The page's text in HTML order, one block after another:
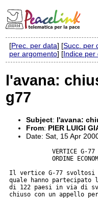
Elenco delle liste
Policy delle liste di
Informativa sulla privacy
Richieste di rimozione
[Prec. per data] [Succ. per
per argomento] [Indice per
l'avana:
g77
Subject: l'avana:
From: PIER LUIGI
Date: Sat, 15 Apr
VERTICE G-
ORDINE
Il vertice G-77 svoltosi
quale hanno partecipato
di 122 paesi in via di
chiuso con un appello